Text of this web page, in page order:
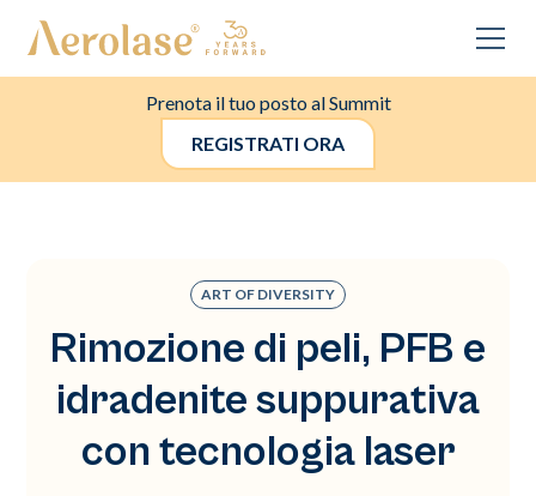
Prenota il tuo posto al Summit
REGISTRATI ORA
ART OF DIVERSITY
Rimozione di peli, PFB e
idradenite suppurativa
con tecnologia laser